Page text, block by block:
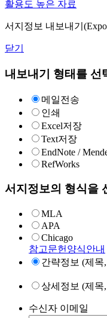
활용도 높은 자료
서지정보 내보내기
닫기
내보내기 형태를 선
메일전송
인쇄
Excel저장
Text저장
EndNote /
RefWorks
서지정보의 형식을
MLA
APA
Chicago
참고문헌양식안내
간략정보 (제목
상세정보 (제목
수신자 이메일